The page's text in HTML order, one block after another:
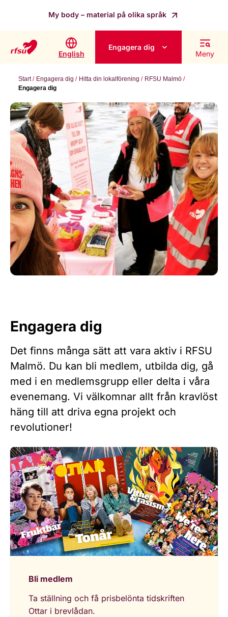
My body – material på olika språk
English
Engagera dig
Meny
Start Engagera dig Hitta din lokalförening
RFSU Malmö
Engagera dig
Engagera dig
Det finns många sätt att vara aktiv i RFSU
Malmö. Du kan bli medlem, utbilda dig, gå
med i en medlemsgrupp eller delta i våra
evenemang. Vi välkomnar allt från kravlöst
häng till att driva egna projekt och
revolutioner!
Bli medlem
Ta ställning och få prisbelönta tidskriften
Ottar i brevlådan.